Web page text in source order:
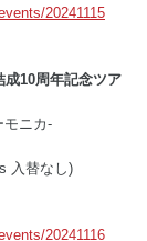
20241115
成10周年記念ツア
モニカ-
入替なし)
20241116